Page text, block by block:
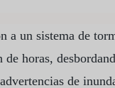
a un sistema de
horas,
de